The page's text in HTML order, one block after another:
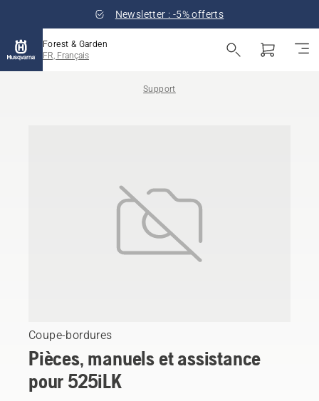
Newsletter : -5% offerts
Forest & Garden
FR, Français
Support
Coupe-bordures
Pièces, manuels et assistance
pour 525iLK